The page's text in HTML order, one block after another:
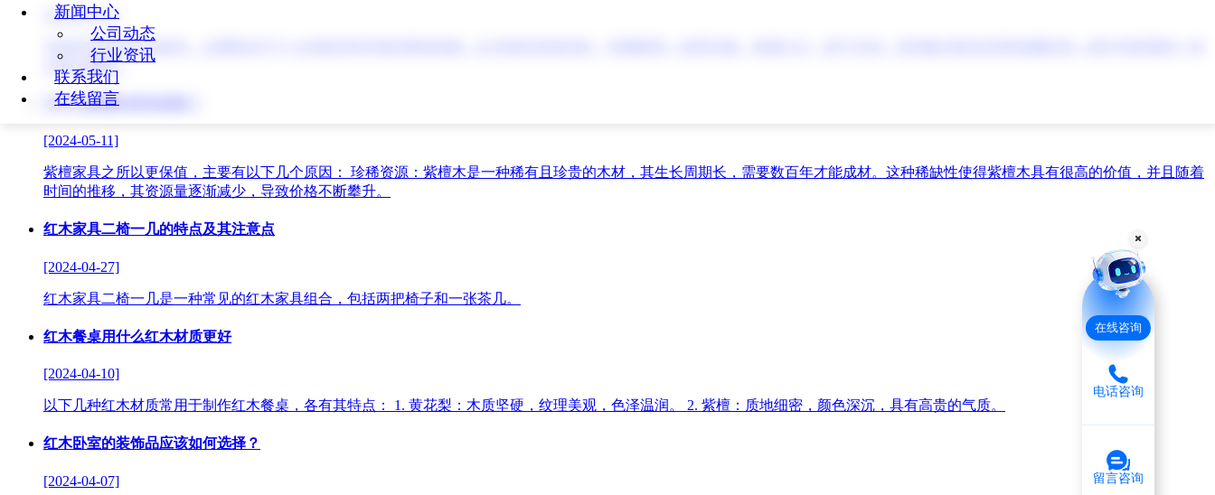
新闻中心
公司动态
行业资讯
联系我们
在线留言
[2024-05-17]
书房是否适合红木家具，主要取决于个人的喜好和书房的整体风格。红木家具质地优良、坚硬耐用、纹理沉着、美观大方、富于光泽，具有极 高的欣赏和收藏价值，能为书房增添一份
古典与雅致。
为什么紫檀的更保值呢？
[2024-05-11]
紫檀家具之所以更保值，主要有以下几个原因： 珍稀资源：紫檀木是一种稀有且珍贵的木材，其生长周期长，需要数百年才能成材。这种稀缺性使得紫檀木具有很高的价值，并且随着
时间的推移，其资源量逐渐减少，导致价格不断攀升。
红木家具二椅一几的特点及其注意点
[2024-04-27]
红木家具二椅一几是一种常见的红木家具组合，包括两把椅子和一张茶几。
红木餐桌用什么红木材质更好
[2024-04-10]
以下几种红木材质常用于制作红木餐桌，各有其特点： 1. 黄花梨：木质坚硬，纹理美观，色泽温润。 2. 紫檀：质地细密，颜色深沉，具有高贵的气质。
红木卧室的装饰品应该如何选择？
[2024-04-07]
在线咨询
电话咨询
留言咨询